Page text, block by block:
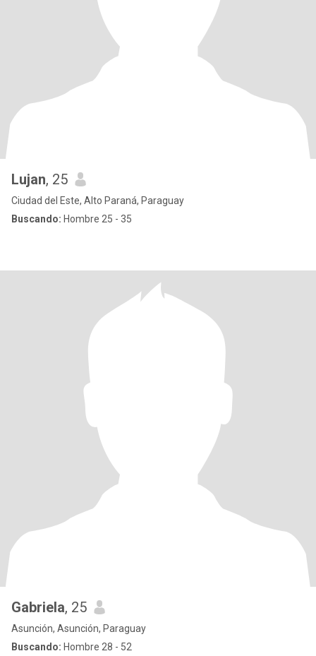
Lujan, 25
Ciudad del Este, Alto Paraná, Paraguay
Buscando: Hombre 25 - 35
Gabriela, 25
Asunción, Asunción, Paraguay
Buscando: Hombre 28 - 52